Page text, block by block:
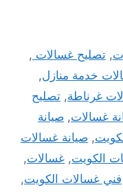
,تصليح غسالات ,
خدمة منازل,
غرناطة, تصليح
غسالات, صيانة
, صيانة غسالات
الكويت, غسالات,
فني غسالات الكويت,